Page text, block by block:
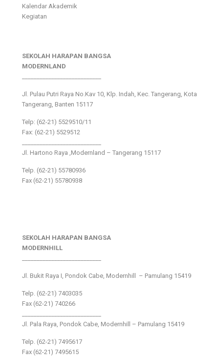
Kalendar Akademik
Kegiatan
SEKOLAH HARAPAN BANGSA
MODERNLAND
Jl. Pulau Putri Raya No.Kav 10, Klp. Indah, Kec. Tangerang, Kota
Tangerang, Banten 15117
Telp: (62-21) 5529510/11
Fax: (62-21) 5529512
Jl. Hartono Raya ,Modernland – Tangerang 15117
Telp. (62-21) 55780936
Fax (62-21) 55780938
SEKOLAH HARAPAN BANGSA
MODERNHILL
Jl. Bukit Raya I, Pondok Cabe, Modernhill – Pamulang 15419
Telp. (62-21) 7403035
Fax (62-21) 740266
Jl. Pala Raya, Pondok Cabe, Modernhill – Pamulang 15419
Telp. (62-21) 7495617
Fax (62-21) 7495615